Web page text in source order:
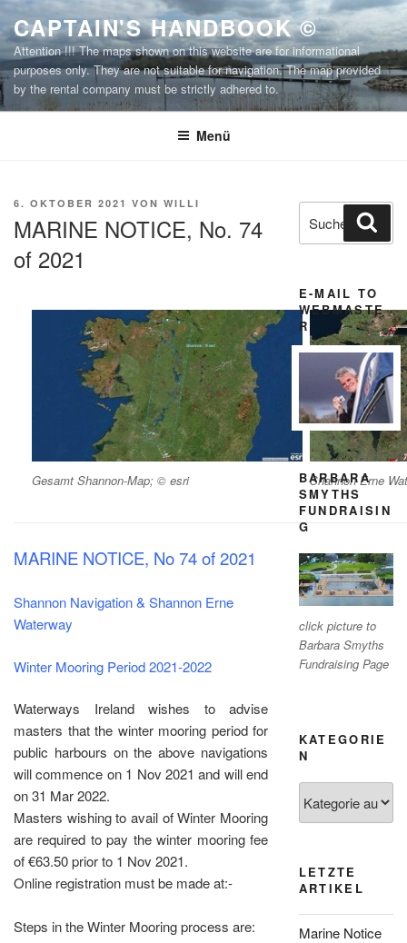
Zum
Inhalt
springen
CAPTAIN'S HANDBOOK ©
Attention !!! The maps shown on this website are for informational
purposes only. They are not suitable for navigation. The map provided
by the rental company must be strictly adhered to.
Menü
VERÖFFENTLICHT
6. OKTOBER 2021 VON WILLI
MARINE NOTICE, No. 74
of 2021
Gesamt Shannon-Map; © esri Shannon Erne
MARINE NOTICE, No 74 of 2021
Shannon Navigation & Shannon Erne
Waterway
Winter Mooring Period 2021-2022
Waterways Ireland wishes to advise
masters that the winter mooring period for
public harbours on the above navigations
will commence on 1 Nov 2021 and will end
on 31 Mar 2022.
Masters wishing to avail of Winter Mooring
are required to pay the winter mooring fee
of €63.50 prior to 1 Nov 2021.
Online registration must be made at:-
Steps in the Winter Mooring process are:
Suchen
nach:
E-MAIL TO
WEBMASTE
R
BARBARA
SMYTHS
FUNDRAISIN
G
click picture to
Barbara Smyths
Fundraising Page
KATEGORIE
N
LETZTE
ARTIKEL
Marine Notice